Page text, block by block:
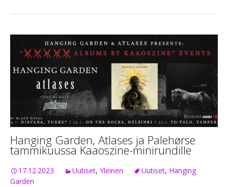
Hanging Garden, Atlases ja Palehørse
tammikuussa Kaaoszine-minirundille
17.12.2023 Uutiset, Yleinen Uutiset, Hanging
Garden